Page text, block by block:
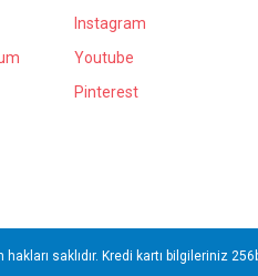
Instagram
Youtube
Pinterest
hakları saklıdır. Kredi kartı bilgileriniz